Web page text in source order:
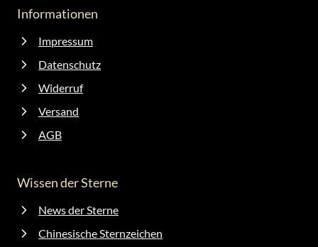
Informationen
Impressum
Datenschutz
Widerruf
Versand
AGB
Wissen der Sterne
News der Sterne
Chinesische Sternzeichen